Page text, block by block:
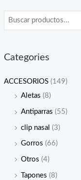
Categories
ACCESORIOS (149)
Aletas (8)
Antiparras (55)
clip nasal (3)
Gorros (66)
Otros (4)
Tapones (8)